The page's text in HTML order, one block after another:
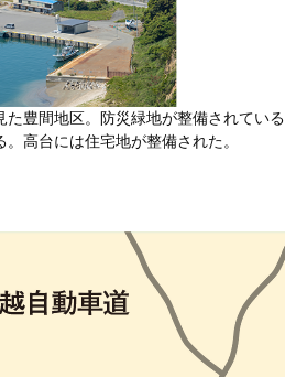
た豊間地区。防災緑地が整備されている
高台には住宅地が整備された。